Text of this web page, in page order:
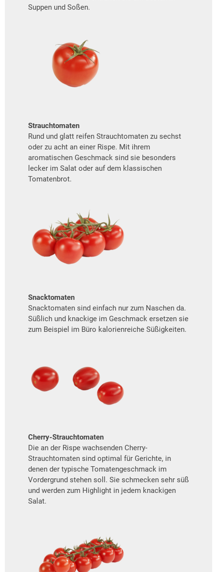
Suppen und Soßen.
Strauchtomaten
Rund und glatt reifen Strauchtomaten zu sechst
oder zu acht an einer Rispe. Mit ihrem
aromatischen Geschmack sind sie besonders
lecker im Salat oder auf dem klassischen
Tomatenbrot.
Snacktomaten
Snacktomaten sind einfach nur zum Naschen da.
Süßlich und knackige im Geschmack ersetzen sie
zum Beispiel im Büro kalorienreiche Süßigkeiten.
Cherry-Strauchtomaten
Die an der Rispe wachsenden Cherry-
Strauchtomaten sind optimal für Gerichte, in
denen der typische Tomatengeschmack im
Vordergrund stehen soll. Sie schmecken sehr süß
und werden zum Highlight in jedem knackigen
Salat.